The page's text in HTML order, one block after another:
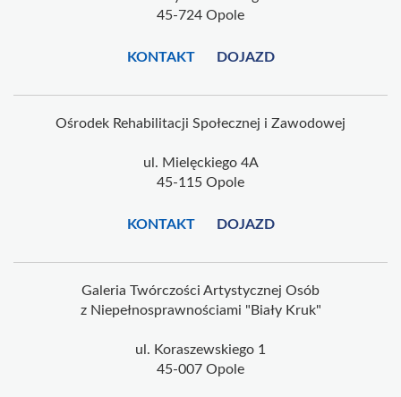
45-724 Opole
KONTAKT DOJAZD
Ośrodek Rehabilitacji Społecznej i Zawodowej
ul. Mielęckiego 4A
45-115 Opole
KONTAKT DOJAZD
Galeria Twórczości Artystycznej Osób
z Niepełnosprawnościami "Biały Kruk"
ul. Koraszewskiego 1
45-007 Opole